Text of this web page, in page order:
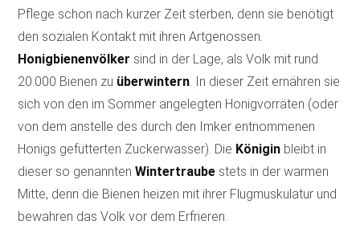
Pflege schon nach kurzer Zeit sterben, denn sie benötigt
den sozialen Kontakt mit ihren Artgenossen.
Honigbienenvölker sind in der Lage, als Volk mit rund
20.000 Bienen zu überwintern . In dieser Zeit ernähren sie
sich von den im Sommer angelegten Honigvorräten (oder
von dem anstelle des durch den Imker entnommenen
Honigs gefütterten Zuckerwasser). Die Königin bleibt in
dieser so genanntenWintertraube stets in der warmen
Mitte, denn die Bienen heizen mit ihrer Flugmuskulatur und
bewahren das Volk vor dem Erfrieren.